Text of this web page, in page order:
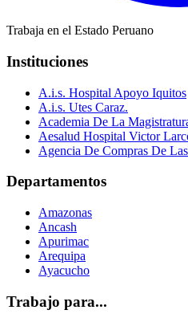
Trabaja en el Estado Peruano
Instituciones
A.i.s. Hospital Apoyo Iquitos
A.i.s. Utes Caraz.
Academia De La
Aesalud Hospital Victor
Agencia De Compras De
Departamentos
Amazonas
Ancash
Apurimac
Arequipa
Ayacucho
Trabajo para...